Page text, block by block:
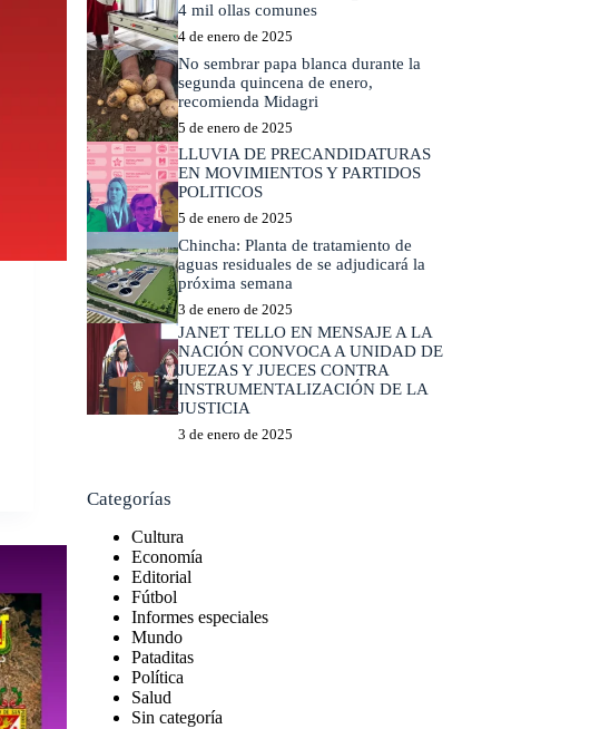
4 mil ollas comunes
4 de enero de 2025
No sembrar papa blanca durante la
segunda quincena de enero,
recomienda Midagri
5 de enero de 2025
LLUVIA DE PRECANDIDATURAS
EN MOVIMIENTOS Y PARTIDOS
POLITICOS
5 de enero de 2025
Chincha: Planta de tratamiento de
aguas residuales de se adjudicará la
próxima semana
3 de enero de 2025
JANET TELLO EN MENSAJE A LA
NACIÓN CONVOCA A UNIDAD DE
JUEZAS Y JUECES CONTRA
INSTRUMENTALIZACIÓN DE LA
JUSTICIA
3 de enero de 2025
Categorías
Cultura
Economía
Editorial
Fútbol
Informes especiales
Mundo
Pataditas
Política
Salud
Sin categoría